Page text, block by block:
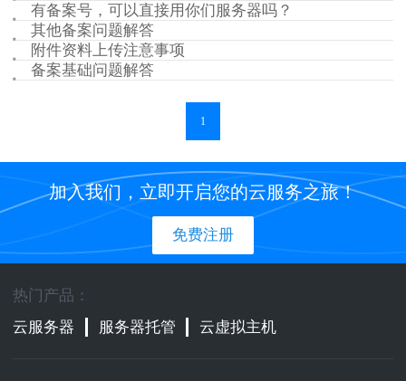
有备案号，可以直接用你们服务器吗？
其他备案问题解答
附件资料上传注意事项
备案基础问题解答
1
加入我们，立即开启您的云服务之旅！
免费注册
热门产品：
云服务器
服务器托管 云虚拟主机